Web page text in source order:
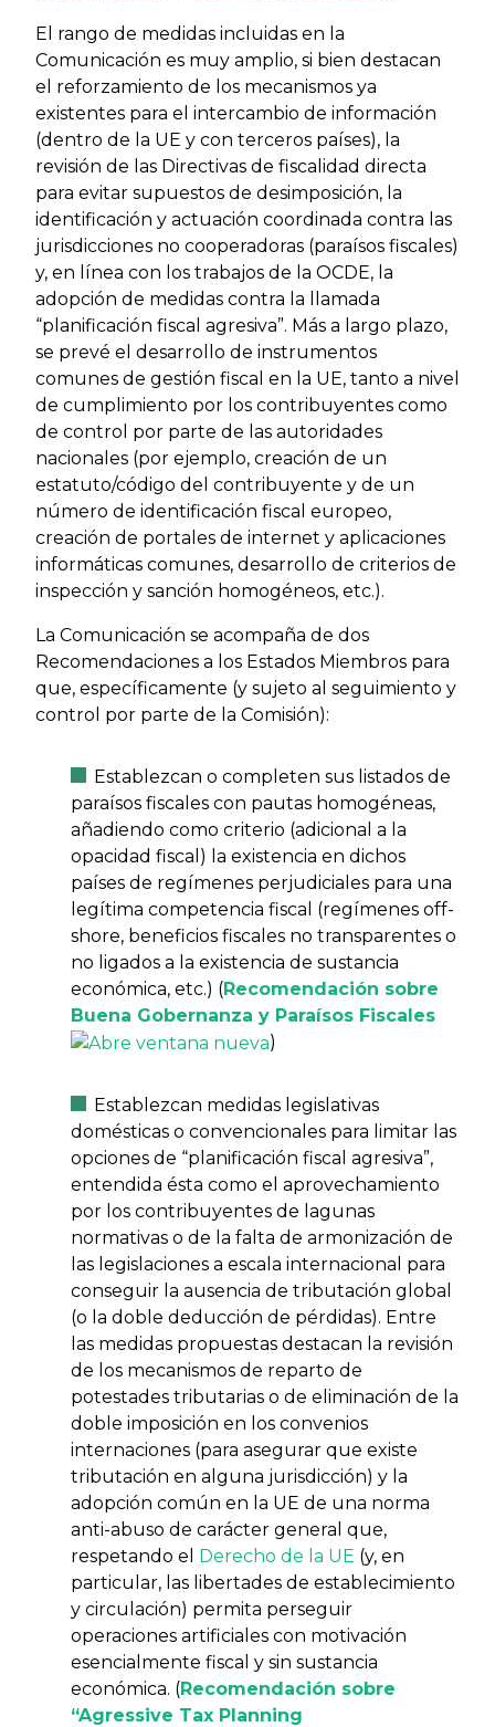
El rango de medidas incluidas en la
Comunicación es muy amplio, si bien destacan
el reforzamiento de los mecanismos ya
existentes para el intercambio de información
(dentro de la UE y con terceros países), la
revisión de las Directivas de fiscalidad directa
para evitar supuestos de desimposición, la
identificación y actuación coordinada contra las
jurisdicciones no cooperadoras (paraísos fiscales)
y, en línea con los trabajos de la OCDE, la
adopción de medidas contra la llamada
“planificación fiscal agresiva”. Más a largo plazo,
se prevé el desarrollo de instrumentos
comunes de gestión fiscal en la UE, tanto a nivel
de cumplimiento por los contribuyentes como
de control por parte de las autoridades
nacionales (por ejemplo, creación de un
estatuto/código del contribuyente y de un
número de identificación fiscal europeo,
creación de portales de internet y aplicaciones
informáticas comunes, desarrollo de criterios de
inspección y sanción homogéneos, etc.).
La Comunicación se acompaña de dos
Recomendaciones a los Estados Miembros para
que, específicamente (y sujeto al seguimiento y
control por parte de la Comisión):
Establezcan o completen sus listados de
paraísos fiscales con pautas homogéneas,
añadiendo como criterio (adicional a la
opacidad fiscal) la existencia en dichos
países de regímenes perjudiciales para una
legítima competencia fiscal (regímenes off-
shore, beneficios fiscales no transparentes o
no ligados a la existencia de sustancia
económica, etc.) (Recomendación sobre
Buena Gobernanza y Paraísos Fiscales
)
Establezcan medidas legislativas
domésticas o convencionales para limitar las
opciones de “planificación fiscal agresiva”,
entendida ésta como el aprovechamiento
por los contribuyentes de lagunas
normativas o de la falta de armonización de
las legislaciones a escala internacional para
conseguir la ausencia de tributación global
(o la doble deducción de pérdidas). Entre
las medidas propuestas destacan la revisión
de los mecanismos de reparto de
potestades tributarias o de eliminación de la
doble imposición en los convenios
internaciones (para asegurar que existe
tributación en alguna jurisdicción) y la
adopción común en la UE de una norma
anti-abuso de carácter general que,
respetando el
Derecho de la UE (y, en
particular, las libertades de establecimiento
y circulación) permita perseguir
operaciones artificiales con motivación
esencialmente fiscal y sin sustancia
económica. (Recomendación sobre
“Agressive Tax Planning